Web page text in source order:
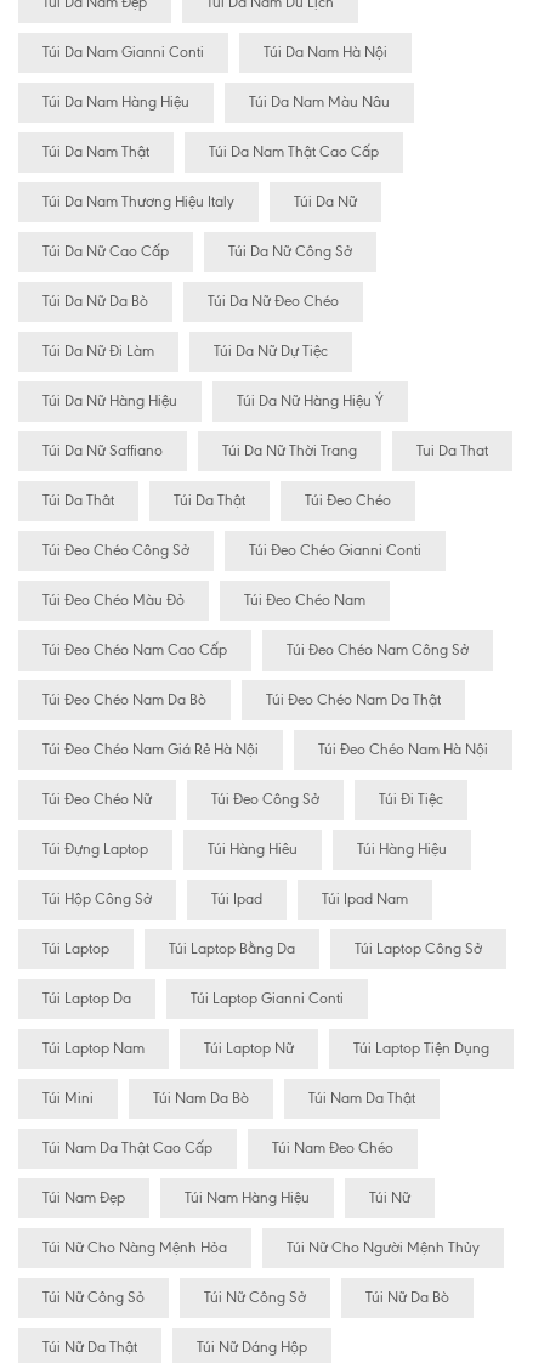
Túi Da Nam Gianni Conti Túi Da Nam Hà Nội
Túi Da Nam Hàng Hiệu Túi Da Nam Màu Nâu
Túi Da Nam Thật Túi Da Nam Thật Cao Cấp
Túi Da Nam Thương Hiệu Italy Túi Da Nữ
Túi Da Nữ Cao Cấp Túi Da Nữ Công Sở
Túi Da Nữ Da Bò Túi Da Nữ Đeo Chéo
Túi Da Nữ Đi Làm Túi Da Nữ Dự Tiệc
Túi Da Nữ Hàng Hiệu Túi Da Nữ Hàng Hiệu Ý
Túi Da Nữ Saffiano Túi Da Nữ Thời Trang Tui Da That
Túi Da Thât Túi Da Thật Túi Đeo Chéo
Túi Đeo Chéo Công Sở Túi Đeo Chéo Gianni Conti
Túi Đeo Chéo Màu Đỏ Túi Đeo Chéo Nam
Túi Đeo Chéo Nam Cao Cấp Túi Đeo Chéo Nam Công Sở
Túi Đeo Chéo Nam Da Bò Túi Đeo Chéo Nam Da Thật
Túi Đeo Chéo Nam Giá Rẻ Hà Nội Túi Đeo Chéo Nam Hà Nội
Túi Đeo Chéo Nữ Túi Đeo Công Sở Túi Đi Tiệc
Túi Đựng Laptop Túi Hàng Hiêu Túi Hàng Hiệu
Túi Hộp Công Sở Túi Ipad Túi Ipad Nam
Túi Laptop Túi Laptop Bằng Da Túi Laptop Công Sở
Túi Laptop Da Túi Laptop Gianni Conti
Túi Laptop Nam Túi Laptop Nữ Túi Laptop Tiện Dụng
Túi Mini Túi Nam Da Bò Túi Nam Da Thật
Túi Nam Da Thật Cao Cấp Túi Nam Đeo Chéo
Túi Nam Đẹp Túi Nam Hàng Hiệu Túi Nữ
Túi Nữ Cho Nàng Mệnh Hỏa Túi Nữ Cho Người Mệnh Thủy
Túi Nữ Công Sỏ Túi Nữ Công Sở Túi Nữ Da Bò
Túi Nữ Da Thật Túi Nữ Dáng Hộp